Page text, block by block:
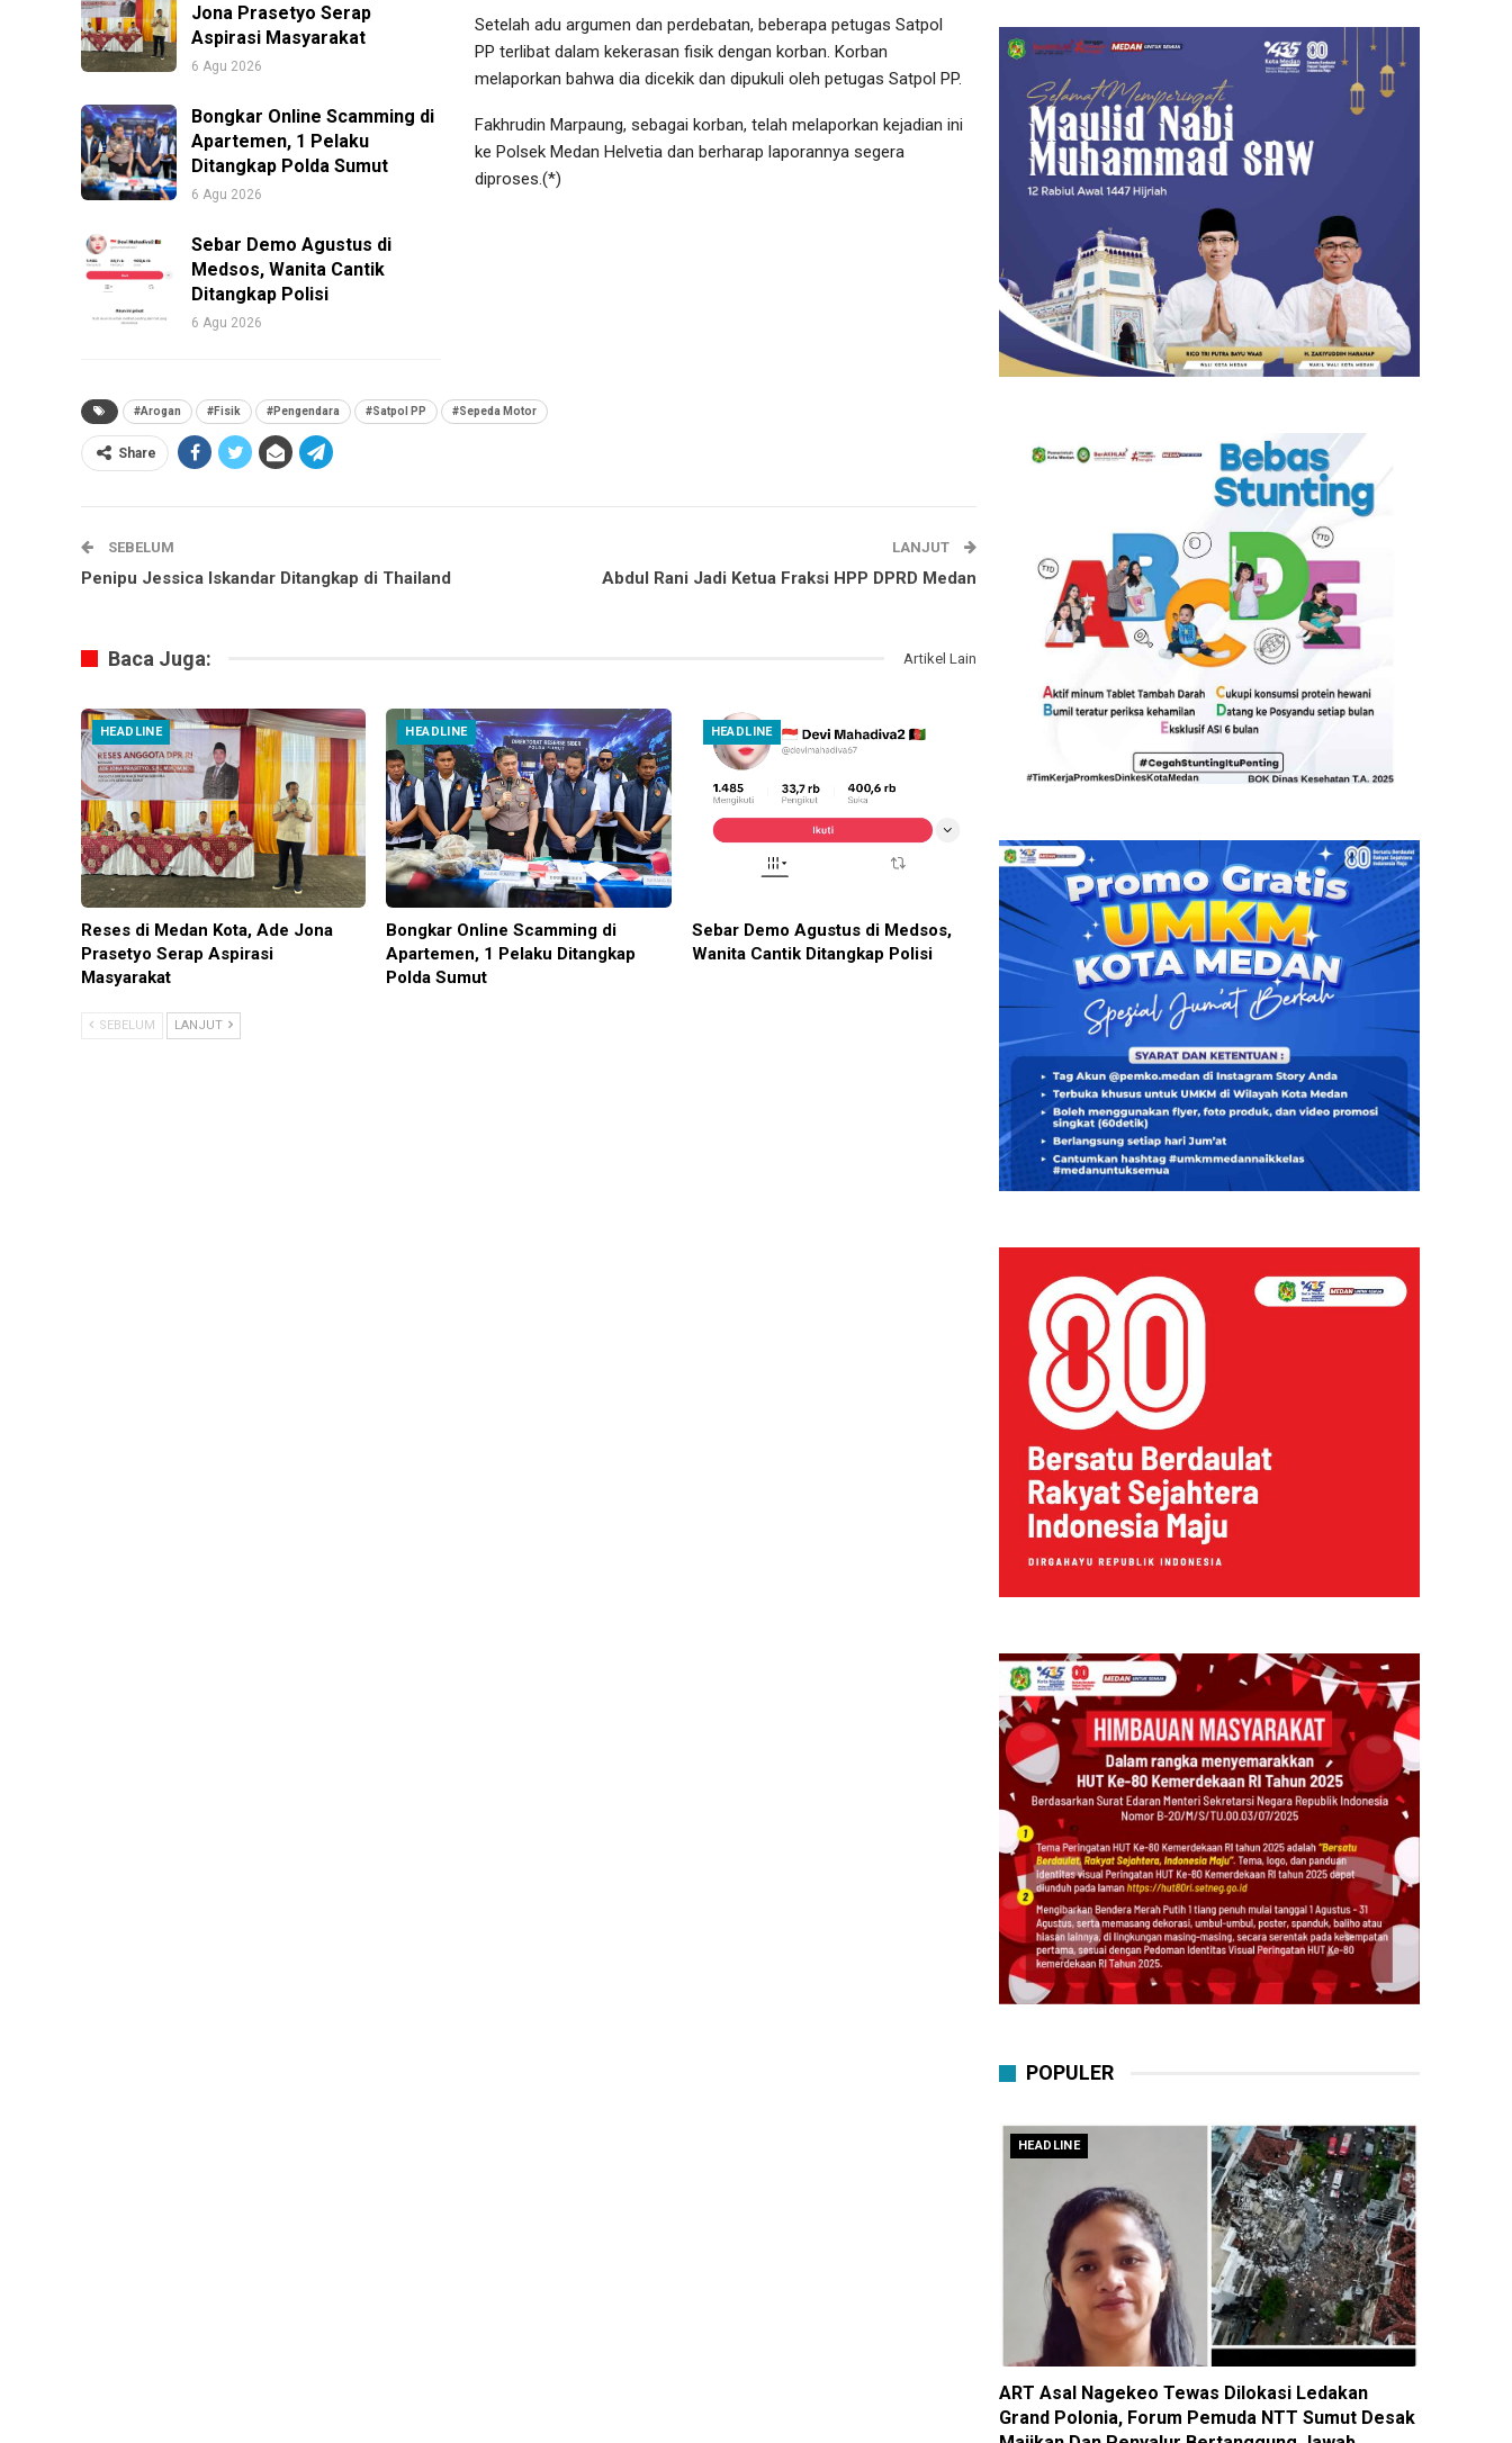
Jona Prasetyo Serap
Aspirasi Masyarakat
6 Agu 2026
Bongkar Online Scamming di
Apartemen, 1 Pelaku
Ditangkap Polda Sumut
6 Agu 2026
Sebar Demo Agustus di
Medsos, Wanita Cantik
Ditangkap Polisi
6 Agu 2026
Setelah adu argumen dan perdebatan, beberapa petugas Satpol
PP terlibat dalam kekerasan fisik dengan korban. Korban
melaporkan bahwa dia dicekik dan dipukuli oleh petugas Satpol PP.
Fakhrudin Marpaung, sebagai korban, telah melaporkan kejadian ini
ke Polsek Medan Helvetia dan berharap laporannya segera
diproses.(*)
#Arogan #Fisik #Pengendara #Satpol PP #Sepeda Motor
Share
SEBELUM
Penipu Jessica Iskandar Ditangkap di Thailand
LANJUT
Abdul Rani Jadi Ketua Fraksi HPP DPRD Medan
Baca Juga: Artikel Lain
HEADLINE
Reses di Medan Kota, Ade Jona
Prasetyo Serap Aspirasi
Masyarakat
HEADLINE
Bongkar Online Scamming di
Apartemen, 1 Pelaku Ditangkap
Polda Sumut
HEADLINE
Sebar Demo Agustus di Medsos,
Wanita Cantik Ditangkap Polisi
SEBELUM LANJUT
POPULER
HEADLINE
ART Asal Nagekeo Tewas Dilokasi Ledakan
Grand Polonia, Forum Pemuda NTT Sumut Desak